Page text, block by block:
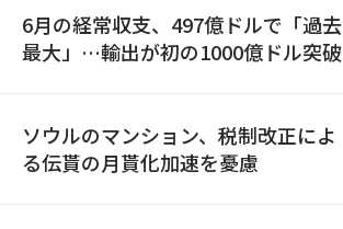
6月の経常収支、497億ドルで「過去
最大」…輸出が初の1000億ドル突破
ソウルのマンション、税制改正によ
る伝貰の月貰化加速を憂慮